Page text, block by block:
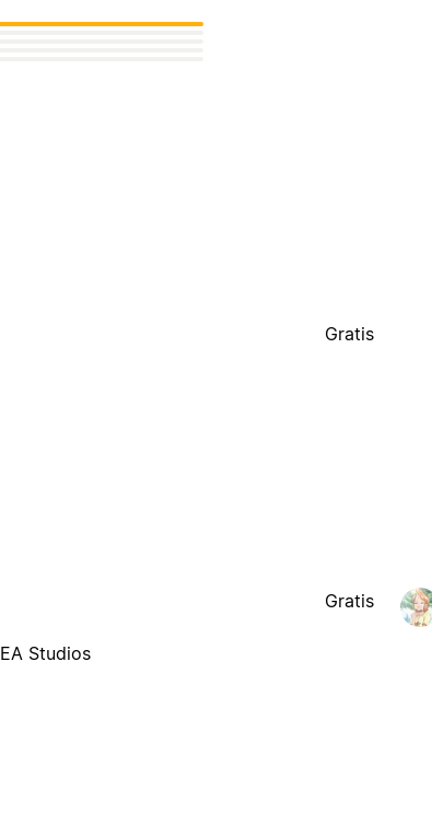
Gratis
EA Studios
Gratis